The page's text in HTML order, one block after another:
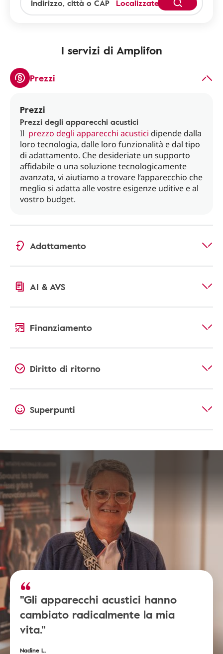
Localizzatevi
I servizi di Amplifon
Prezzi
Prezzi
Prezzi degli apparecchi acustici
Il prezzo degli apparecchi acustici dipende dalla
loro tecnologia, dalle loro funzionalità e dal tipo
di adattamento. Che desideriate un supporto
affidabile o una soluzione tecnologicamente
avanzata, vi aiutiamo a trovare l’apparecchio che
meglio si adatta alle vostre esigenze uditive e al
vostro budget.
Adattamento
AI & AVS
Finanziamento
Diritto di ritorno
Superpunti
"Gli apparecchi acustici hanno
cambiato radicalmente la mia
vita."
Nadine L.